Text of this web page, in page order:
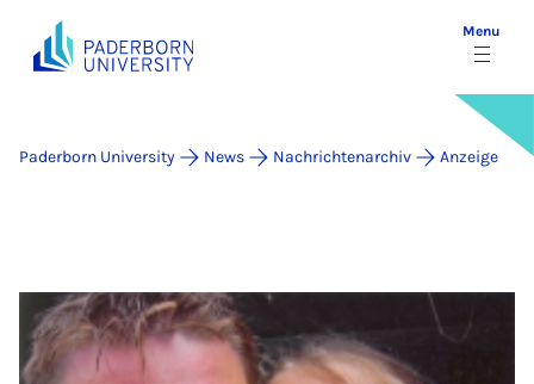
Menu
Paderborn University News Nachrichtenarchiv Anzeige